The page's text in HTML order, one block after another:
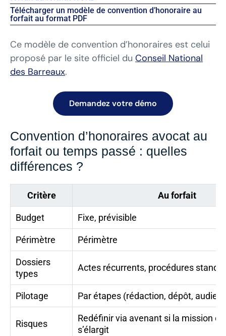
Télécharger un modèle de convention d’honoraire au
forfait au format PDF
Ce modèle de convention d’honoraires est celui
proposé par le site officiel du Conseil National
des Barreaux.
Demandez votre démo
Convention d’honoraires avocat au
forfait ou temps passé : quelles
différences ?
Critère Au forfait
Budget Fixe, prévisible
Périmètre Périmètre
Dossiers
types
Actes récurrents, procédures
Pilotage Par étapes (rédaction, dépôt,
Risques
Redéfinir via avenant si la mission
s’élargit